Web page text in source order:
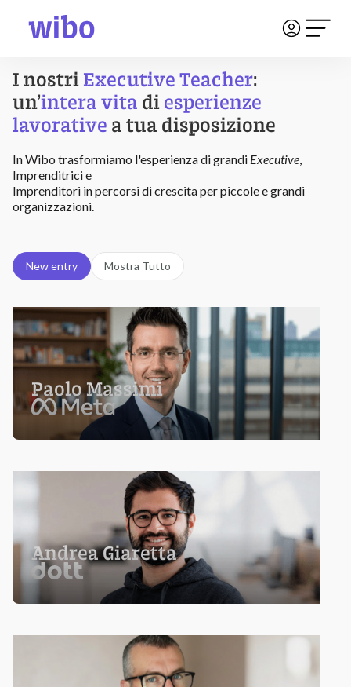
I nostri Executive Teacher:
un’intera vita di esperienze
lavorative a tua disposizione
In Wibo trasformiamo l'esperienza di grandi Executive,
Imprenditrici e
Imprenditori in percorsi di crescita per piccole e grandi
organizzazioni.
New entry Mostra Tutto
Paolo Massimi
Andrea Giaretta